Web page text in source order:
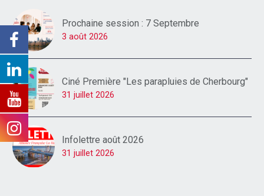
Prochaine session : 7 Septembre
3 août 2026
Ciné Première "Les parapluies de Cherbourg"
31 juillet 2026
Infolettre août 2026
31 juillet 2026